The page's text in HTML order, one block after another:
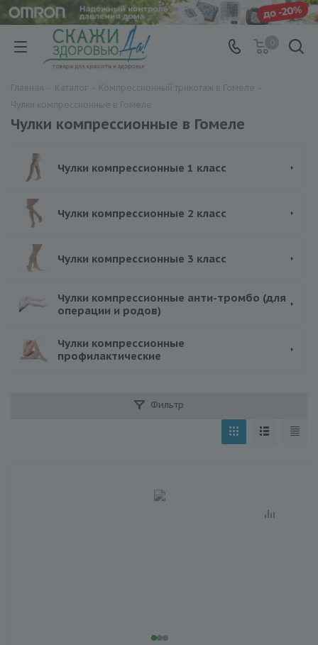
Чулки компрессионные в Гомеле
Чулки компрессионные 1 класс
Чулки компрессионные 2 класс
Чулки компрессионные 3 класс
Чулки компрессионные анти-тромбо (для
операции и родов)
Чулки компрессионные
профилактические
Фильтр